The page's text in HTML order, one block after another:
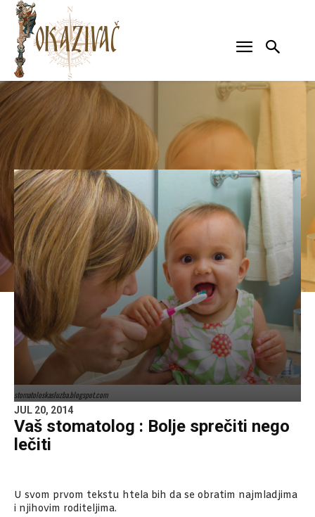
stomatoloskasluzba.blogspot.com
JUL 20, 2014
Vaš stomatolog : Bolje sprečiti nego
lečiti
U svom prvom tekstu htela bih da se obratim najmladjima
i njihovim roditeljima.